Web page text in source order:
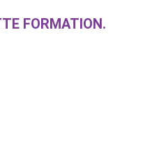
FORMATION.